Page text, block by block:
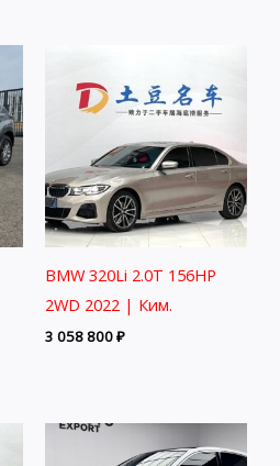
BMW 320Li 2.0T 156HP
2WD 2022 | Ким.
3 058 800₽